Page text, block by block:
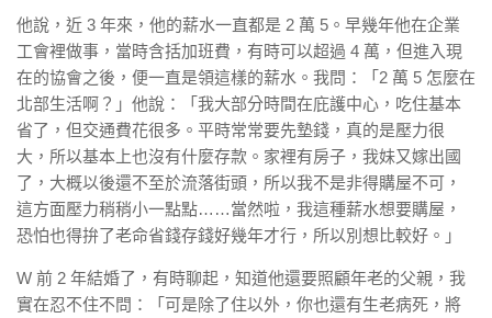
他說，近 3 年來，他的薪水一直都是 2 萬 5。早幾年他在企業
工會裡做事，當時含括加班費，有時可以超過 4 萬，但進入現
在的協會之後，便一直是領這樣的薪水。我問：「2 萬 5 怎麼在
北部生活啊？」他說：「我大部分時間在庇護中心，吃住基本
省了，但交通費花很多。平時常常要先墊錢，真的是壓力很
大，所以基本上也沒有什麼存款。家裡有房子，我妹又嫁出國
了，大概以後還不至於流落街頭，所以我不是非得購屋不可，
這方面壓力稍稍小一點點……當然啦，我這種薪水想要購屋，
恐怕也得拚了老命省錢存錢好幾年才行，所以別想比較好。」
W 前 2 年結婚了，有時聊起，知道他還要照顧年老的父親，我
實在忍不住不問：「可是除了住以外，你也還有生老病死，將